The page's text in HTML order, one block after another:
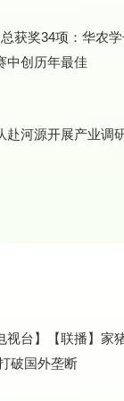
获奖34项：华农
中创历年最佳
赴河源开展产业调
视台】【联播】家
破国外垄断